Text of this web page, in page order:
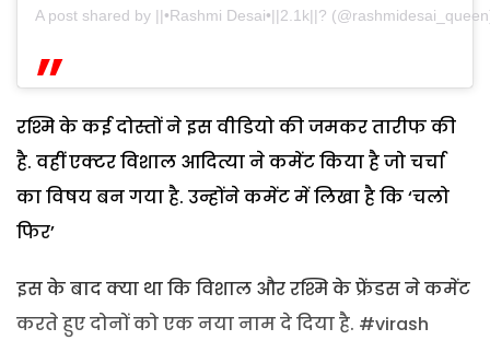
A post shared by ||•Rashmi Desai•||2.1k||?
रश्मि के कई दोस्तों ने इस वीडियो की जमकर तारीफ की
है. वहीं एक्टर विशाल आदित्या ने कमेंट किया है जो चर्चा
का विषय बन गया है. उन्होंने कमेंट में लिखा है कि ‘चलो
फिर’
इस के बाद क्या था कि विशाल और रश्मि के फ्रेंडस ने कमेंट
करते हुए दोनों को एक नया नाम दे दिया है. #virash